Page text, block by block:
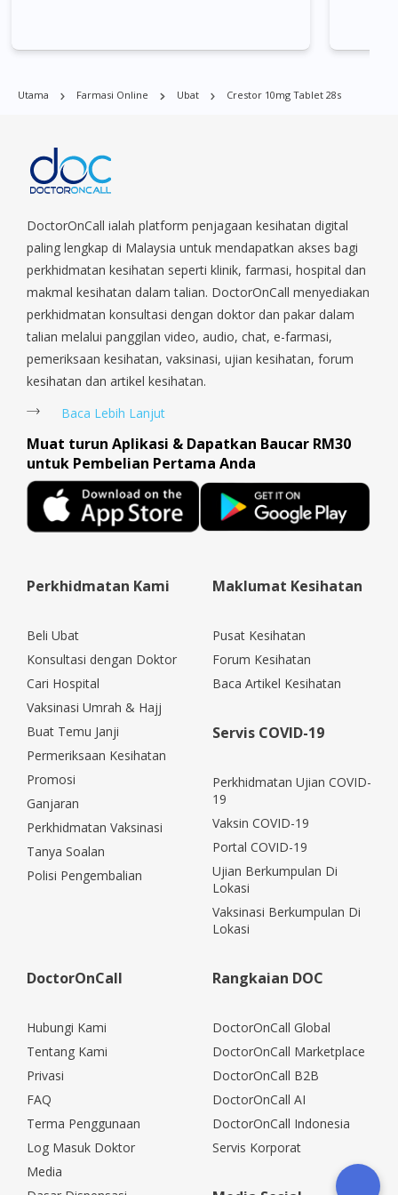
Village, Clementi Park, Dairy Farm, Eunos, East Coast, Farrer
East, Jurong West, Kallang/ Whampoa, Lim Chu Kang, Marine
Parade, Marina, Macpherson, Mandai, Newton, Novena,
Orchard, Pasir Ris, Punggol, Potong Pasir, Paya Lebar,
Sengkang, Serangoon, Serangoon Rd, Seletar, Tampines, Toa
Payoh, Tanjong Pagar, Telok Blangah, Tanglin, Thomson, Tuas,
Tengah, Upper East Coast, Upper Bukit Timah, Upper Thomson,
Woodlands, West Coast, Yishun, Yio Chu Kang.
Utama Farmasi Online Ubat Crestor 10mg Tablet 28s
DoctorOnCall ialah platform penjagaan kesihatan digital
paling lengkap di Malaysia untuk mendapatkan akses bagi
perkhidmatan kesihatan seperti klinik, farmasi, hospital dan
makmal kesihatan dalam talian. DoctorOnCall menyediakan
perkhidmatan konsultasi dengan doktor dan pakar dalam
talian melalui panggilan video, audio, chat, e-farmasi,
pemeriksaan kesihatan, vaksinasi, ujian kesihatan, forum
kesihatan dan artikel kesihatan.
Baca Lebih Lanjut
Muat turun Aplikasi & Dapatkan Baucar RM30
untuk Pembelian Pertama Anda
Perkhidmatan Kami
Beli Ubat
Konsultasi dengan Doktor
Cari Hospital
Vaksinasi Umrah & Hajj
Buat Temu Janji
Permeriksaan Kesihatan
Promosi
Ganjaran
Perkhidmatan Vaksinasi
Tanya Soalan
Polisi Pengembalian
Maklumat Kesihatan
Pusat Kesihatan
Forum Kesihatan
Baca Artikel Kesihatan
Servis COVID-19
Perkhidmatan Ujian COVID-
19
Vaksin COVID-19
Portal COVID-19
Ujian Berkumpulan Di
Lokasi
Vaksinasi Berkumpulan Di
Lokasi
DoctorOnCall
Hubungi Kami
Tentang Kami
Privasi
FAQ
Terma Penggunaan
Log Masuk Doktor
Media
Rangkaian DOC
DoctorOnCall Global
DoctorOnCall Marketplace
DoctorOnCall B2B
DoctorOnCall AI
DoctorOnCall Indonesia
Servis Korporat